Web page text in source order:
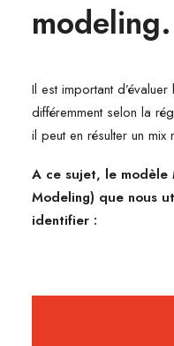
modeling.
Il est important
différemment selon la
il peut en résulter un mix
A ce sujet, le modèle
Modeling) que nous
identifier :